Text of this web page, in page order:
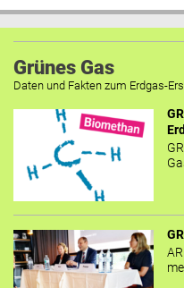
Grünes Gas
Daten und Fakten zum Erdgas-